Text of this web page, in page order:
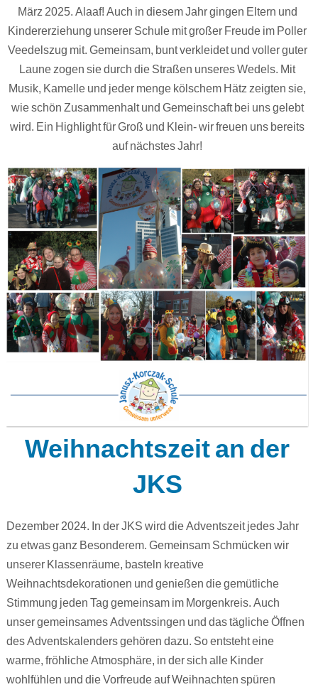
März 2025. Alaaf! Auch in diesem Jahr gingen Eltern und
Kindererziehung unserer Schule mit großer Freude im Poller
Veedelszug mit. Gemeinsam, bunt verkleidet und voller guter
Laune zogen sie durch die Straßen unseres Wedels. Mit
Musik, Kamelle und jeder menge kölschem Hätz zeigten sie,
wie schön Zusammenhalt und Gemeinschaft bei uns gelebt
wird. Ein Highlight für Groß und Klein- wir freuen uns bereits
auf nächstes Jahr!
Weihnachtszeit an der
JKS
Dezember 2024. In der JKS wird die Adventszeit jedes Jahr
zu etwas ganz Besonderem. Gemeinsam Schmücken wir
unserer Klassenräume, basteln kreative
Weihnachtsdekorationen und genießen die gemütliche
Stimmung jeden Tag gemeinsam im Morgenkreis. Auch
unser gemeinsames Adventssingen und das tägliche Öffnen
des Adventskalenders gehören dazu. So entsteht eine
warme, fröhliche Atmosphäre, in der sich alle Kinder
wohlfühlen und die Vorfreude auf Weihnachten spüren